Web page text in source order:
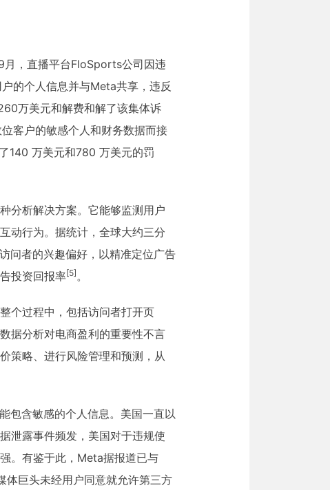
，直播平台FloSports公司因违
的个人信息并与Meta共享，违反
万美元和解费和解了该集体诉
客户的敏感个人和财务数据而接
140 万美元和780 万美元的罚
分析解决方案。它能够监测用户
动行为。据统计，全球大约三分
问者的兴趣偏好，以精准定位广告
投资回报率[5]。
个过程中，包括访问者打开页
据分析对电商盈利的重要性不言
策略、进行风险管理和预测，从
包含敏感的个人信息。美国一直以
泄露事件频发，美国对于违规使
。有鉴于此，Meta据报道已与
巨头未经用户同意就允许第三方